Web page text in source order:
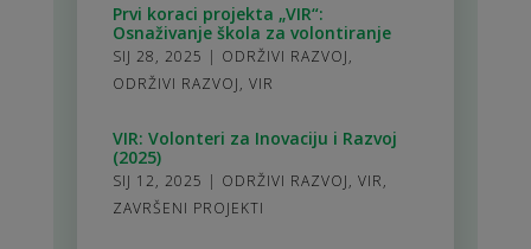
Prvi koraci projekta „VIR“:
Osnaživanje škola za volontiranje
SIJ 28, 2025 | ODRŽIVI RAZVOJ,
ODRŽIVI RAZVOJ, VIR
VIR: Volonteri za Inovaciju i Razvoj
(2025)
SIJ 12, 2025 | ODRŽIVI RAZVOJ, VIR,
ZAVRŠENI PROJEKTI